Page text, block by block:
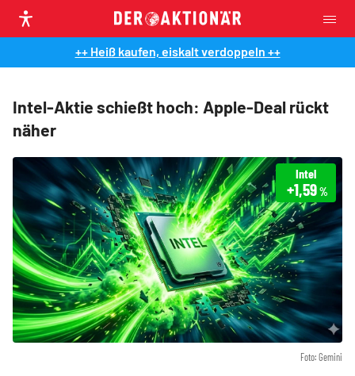
++ Heiß kaufen, eiskalt verdoppeln ++
Intel-Aktie schießt hoch: Apple-Deal rückt
näher
Foto: Gemini
Intel
+1,59%